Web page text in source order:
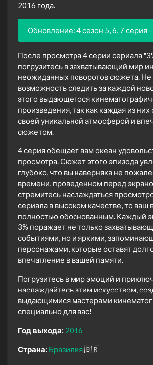
2016 года.
Обновление: 4 сезон 5, 6, 7 серия
После просмотра 4 серии сериала
погрузитесь в захватывающий мир
неожиданных поворотов сюжета. Не
возможность следить за каждой
этого выдающегося
произведения, так как каждая из них
своей уникальной атмосферой и
сюжетом.
4 серия обещает вам океан
просмотра. Сюжет этого эпизода
глубоко, что вы наверняка не
времени, проведенном перед
стремитесь наслаждаться
сериала в высоком качестве, то ваш
полностью обоснованным. Каждый
3% поражает не только
событиями, но и яркими,
персонажами, которые оставят
впечатление в вашей памяти.
Погрузитесь в мир эмоций и
наслаждайтесь этим искусством,
выдающимися мастерами
специально для вас!
Год выхода: 2016
Страна: Бразилия🇧🇷